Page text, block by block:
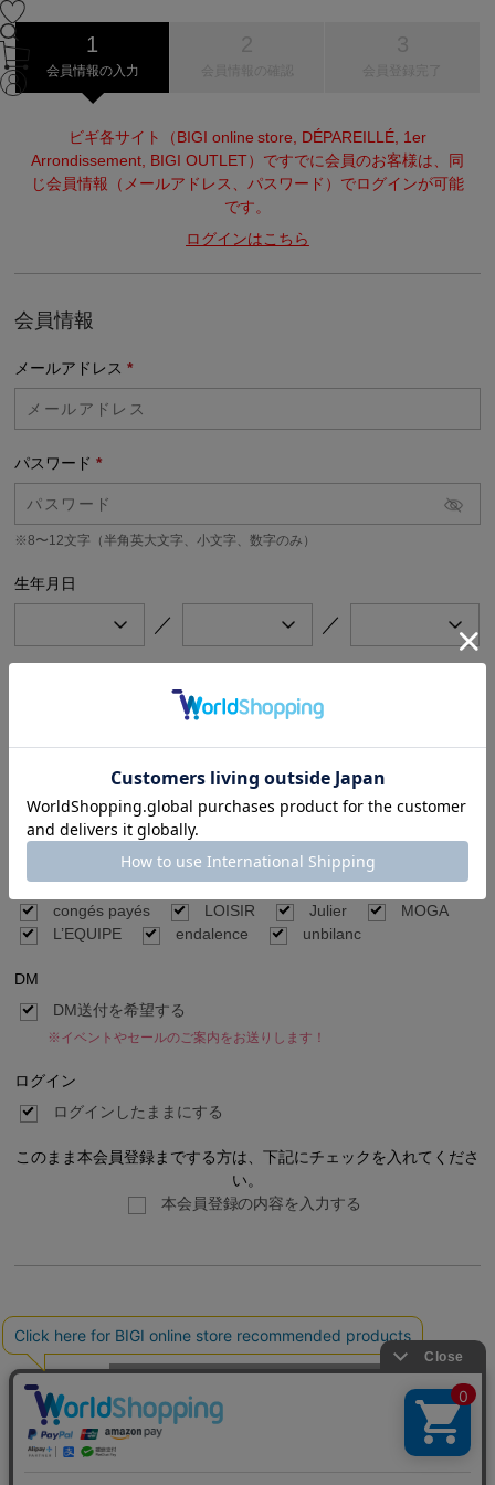
会員情報の入力
ビギ各サイト（BIGI online store, DÉPAREILLÉ, 1er
Arrondissement, BIGI OUTLET）ですでに会員のお客様は、同
じ会員情報（メールアドレス、パスワード）でログインが可能
です。
ログインはこちら
会員情報
メールアドレス *
パスワード *
※8〜12文字（半角英大文字、小文字、数字のみ）
生年月日
／ ／
希望するメールマガジンをチェックしてください。
BIGI online store
ブランド別メールマガジン
ご希望のブランドの新着商品やセール、キャンペーン情報などをお届けしま
FRAPBOIS
ADIEU TRISTESSE
congés payés
LOISIR Julier
MOGA
L’EQUIPE
endalence unbilanc
DM
DM送付を希望する
※イベントやセールのご案内をお送りします！
ログイン
ログインしたままにする
このまま本会員登録までする方は、下記にチェックを入れてくださ
い。
本会員登録の内容を入力する
利用規約 プライバシーポリシー